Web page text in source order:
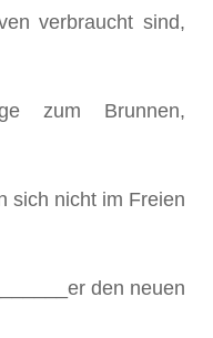
verbraucht sind,
zum Brunnen,
sich nicht im Freien
den neuen